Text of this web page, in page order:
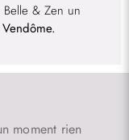
Belle & Zen un
moment rien